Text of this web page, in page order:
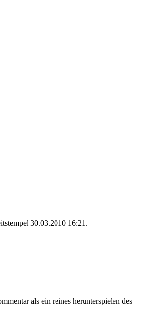
30.03.2010 16:21.
als ein reines herunterspielen des